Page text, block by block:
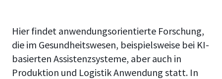
Hier findet anwendungsorientierte Forschung,
die im Gesundheitswesen, beispielsweise bei KI-
basierten Assistenzsysteme, aber auch in
Produktion und Logistik Anwendung statt. In